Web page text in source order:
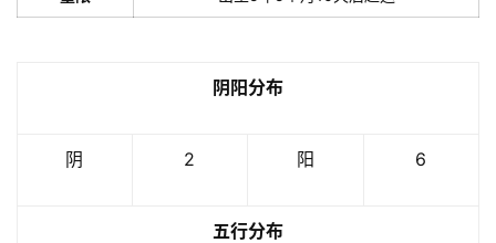
阴阳分布
阴 2 阳 6
五行分布